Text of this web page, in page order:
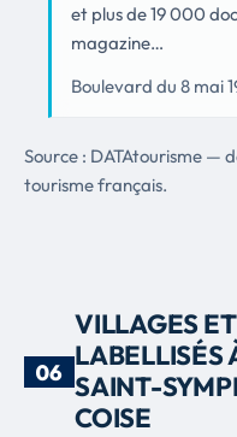
et plus de 19 000
magazine…
Boulevard du 8 mai
Source : DATAtourisme —
tourisme français.
06
VILLAGES
LABELLISÉS
SAINT-
COISE